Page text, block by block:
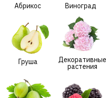
Написать в WhatsApp
Крышовник и Ежевика
Облепиха
Слива Смородина Хвойники